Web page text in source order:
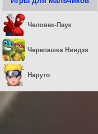
Человек-Паук
Черепашка Ниндзя
Наруто